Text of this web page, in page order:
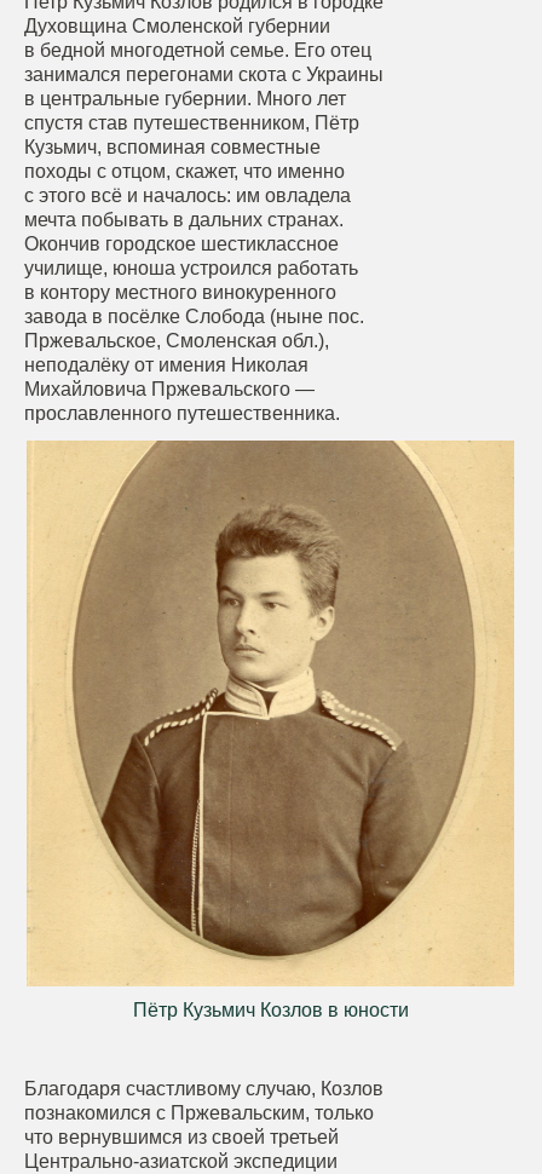
Пётр Кузьмич Козлов в юности
Духовщина Смоленской губернии
в бедной многодетной семье. Его отец
занимался перегонами скота с Украины
в центральные губернии. Много лет
спустя став путешественником, Пётр
Кузьмич, вспоминая совместные
походы с отцом, скажет, что именно
с этого всё и началось: им овладела
мечта побывать в дальних странах.
Окончив городское шестиклассное
училище, юноша устроился работать
в контору местного винокуренного
завода в посёлке Слобода (ныне пос.
Пржевальское, Смоленская обл.),
неподалёку от имения Николая
Михайловича Пржевальского —
прославленного путешественника.
Благодаря счастливому случаю, Козлов
познакомился с Пржевальским, только
что вернувшимся из своей третьей
Центрально-азиатской экспедиции